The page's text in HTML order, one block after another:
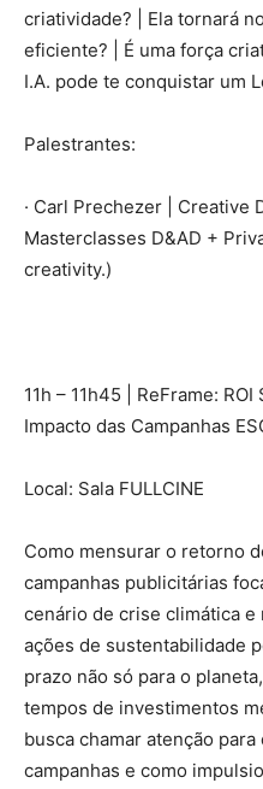
criatividade? | Ela tornará
eficiente? | É uma força
I.A. pode te conquistar um
Palestrantes:
· Carl Prechezer | Creative
Masterclasses D&AD +
creativity.)
11h – 11h45 | ReFrame:
Impacto das Campanhas
Local: Sala FULLCINE
Como mensurar o retorno
campanhas publicitárias
cenário de crise climática
ações de sustentabilidade
prazo não só para o
tempos de investimentos
busca chamar atenção
campanhas e como